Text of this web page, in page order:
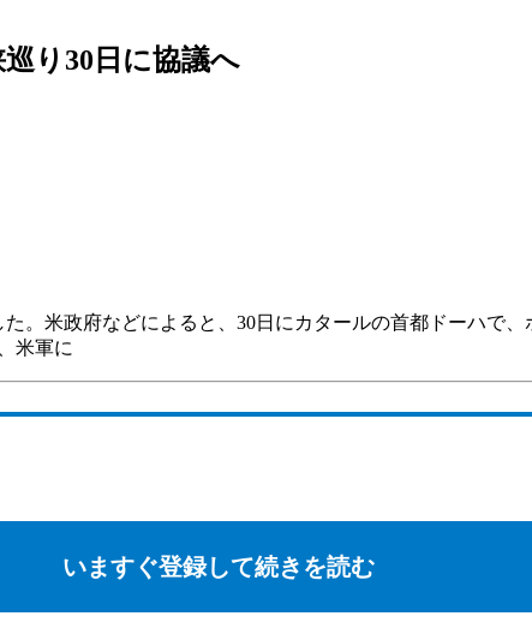
り30日に協議へ
。米政府などによると、30日にカタールの首都ドーハで
米軍に
いますぐ登録して続きを読む